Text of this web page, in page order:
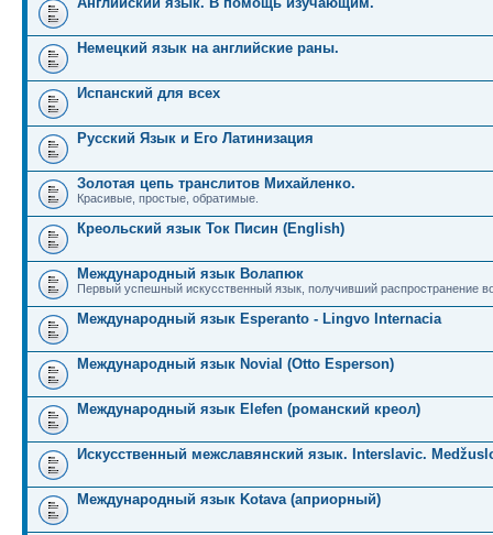
Немецкий язык на английские раны.
Испанский для всех
Русский Язык и Его Латинизация
Золотая цепь транслитов Михайленко.
Красивые, простые, обратимые.
Креольский язык Ток Писин (English)
Международный язык Волапюк
Первый успешный искусственный язык, получивший распространение
Международный язык Esperanto - Lingvo Internacia
Международный язык Novial (Otto Esperson)
Международный язык Elefen (романский креол)
Искусственный межславянский язык. Interslavic.
Международный язык Kotava (априорный)